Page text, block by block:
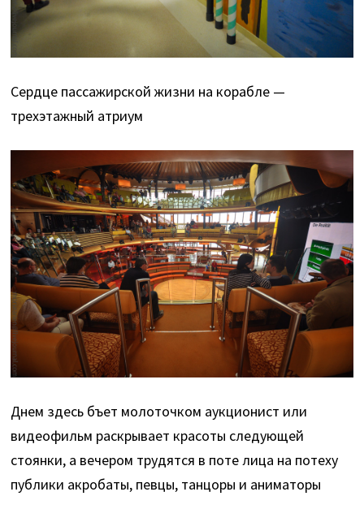
Сердце пассажирской жизни на корабле —
трехэтажный атриум
Днем здесь бъет молоточком аукционист или
видеофильм раскрывает красоты следующей
стоянки, а вечером трудятся в поте лица на потеху
публики акробаты, певцы, танцоры и аниматоры